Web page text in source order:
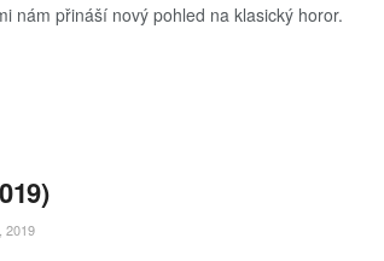
nám přináší nový pohled na klasický horor.
2019